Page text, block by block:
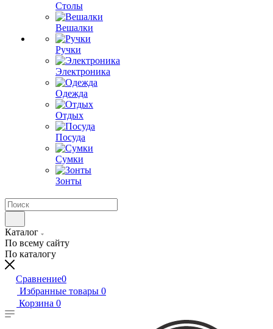
Столы
Вешалки
Ручки
Электроника
Одежда
Отдых
Посуда
Сумки
Зонты
Каталог
По всему сайту
По каталогу
Сравнение0
Избранные товары 0
Корзина 0